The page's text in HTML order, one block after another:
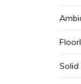
Solid